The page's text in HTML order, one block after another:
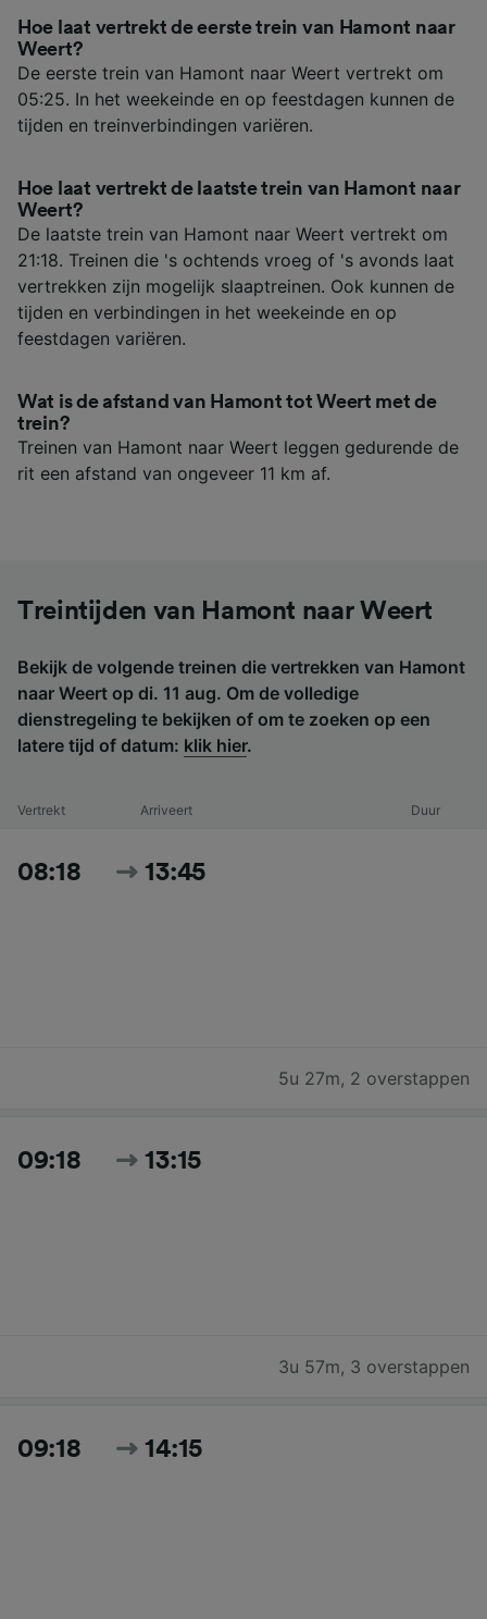
Hoe laat vertrekt de eerste trein van Hamont naar
Weert?
De eerste trein van Hamont naar Weert vertrekt om
05:25. In het weekeinde en op feestdagen kunnen de
tijden en treinverbindingen variëren.
Hoe laat vertrekt de laatste trein van Hamont naar
Weert?
De laatste trein van Hamont naar Weert vertrekt om
21:18. Treinen die 's ochtends vroeg of 's avonds laat
vertrekken zijn mogelijk slaaptreinen. Ook kunnen de
tijden en verbindingen in het weekeinde en op
feestdagen variëren.
Wat is de afstand van Hamont tot Weert met de
trein?
Treinen van Hamont naar Weert leggen gedurende de
rit een afstand van ongeveer 11 km af.
Treintijden van Hamont naar Weert
Bekijk de volgende treinen die vertrekken van Hamont
naar Weert op di. 11 aug. Om de volledige
dienstregeling te bekijken of om te zoeken op een
latere tijd of datum: klik hier.
Vertrekt Arriveert Duur
08:18 13:45
5u 27m, 2 overstappen
09:18 13:15
3u 57m, 3 overstappen
09:18 14:15